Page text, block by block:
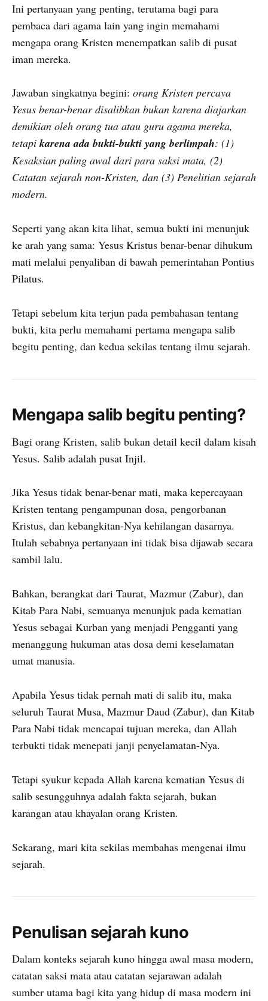
Ini pertanyaan yang penting, terutama bagi para
pembaca dari agama lain yang ingin memahami
mengapa orang Kristen menempatkan salib di pusat
iman mereka.
Jawaban singkatnya begini: orang Kristen percaya
Yesus benar-benar disalibkan bukan karena diajarkan
demikian oleh orang tua atau guru agama mereka,
tetapikarena ada bukti-bukti yang berlimpah: (1)
Kesaksian paling awal dari para saksi mata, (2)
Catatan sejarah non-Kristen, dan (3) Penelitian sejarah
modern.
Seperti yang akan kita lihat, semua bukti ini menunjuk
ke arah yang sama: Yesus Kristus benar-benar dihukum
mati melalui penyaliban di bawah pemerintahan Pontius
Pilatus.
Tetapi sebelum kita terjun pada pembahasan tentang
bukti, kita perlu memahami pertama mengapa salib
begitu penting, dan kedua sekilas tentang ilmu sejarah.
Mengapa salib begitu penting?
Bagi orang Kristen, salib bukan detail kecil dalam kisah
Yesus. Salib adalah pusat Injil.
Jika Yesus tidak benar-benar mati, maka kepercayaan
Kristen tentang pengampunan dosa, pengorbanan
Kristus, dan kebangkitan-Nya kehilangan dasarnya.
Itulah sebabnya pertanyaan ini tidak bisa dijawab secara
sambil lalu.
Bahkan, berangkat dari Taurat, Mazmur (Zabur), dan
Kitab Para Nabi, semuanya menunjuk pada kematian
Yesus sebagai Kurban yang menjadi Pengganti yang
menanggung hukuman atas dosa demi keselamatan
umat manusia.
Apabila Yesus tidak pernah mati di salib itu, maka
seluruh Taurat Musa, Mazmur Daud (Zabur), dan Kitab
Para Nabi tidak mencapai tujuan mereka, dan Allah
terbukti tidak menepati janji penyelamatan-Nya.
Tetapi syukur kepada Allah karena kematian Yesus di
salib sesungguhnya adalah fakta sejarah, bukan
karangan atau khayalan orang Kristen.
Sekarang, mari kita sekilas membahas mengenai ilmu
sejarah.
Penulisan sejarah kuno
Dalam konteks sejarah kuno hingga awal masa modern,
catatan saksi mata atau catatan sejarawan adalah
sumber utama bagi kita yang hidup di masa modern ini